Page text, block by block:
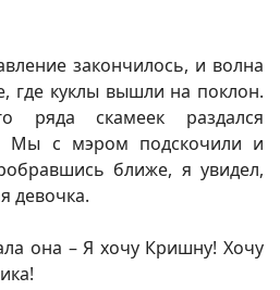
закончилось, и волна
где куклы вышли на поклон.
ряда скамеек раздался
Мы с мэром подскочили и
ближе, я увидел,
девочка.
она – Я хочу Кришну! Хочу